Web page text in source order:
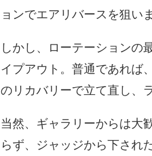
ョンでエアリバースを狙い
しかし、ローテーションの
イプアウト。普通であれば
のリカバリーで立て直し、
当然、ギャラリーからは大
らず、ジャッジから下され